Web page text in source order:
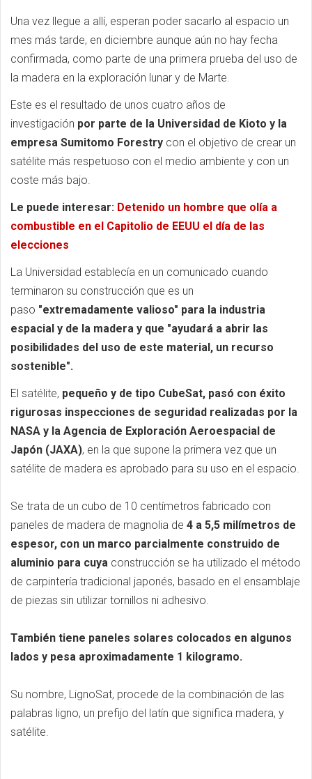
Una vez llegue a allí, esperan poder sacarlo al espacio un
mes más tarde, en diciembre aunque aún no hay fecha
confirmada, como parte de una primera prueba del uso de
la madera en la exploración lunar y de Marte.
Este es el resultado de unos cuatro años de
investigación por parte de la Universidad de Kioto y la
empresa Sumitomo Forestry con el objetivo de crear un
satélite más respetuoso con el medio ambiente y con un
coste más bajo.
Le puede interesar: Detenido un hombre que olía a
combustible en el Capitolio de EEUU el día de las
elecciones
La Universidad establecía en un comunicado cuando
terminaron su construcción que es un
paso "extremadamente valioso" para la industria
espacial y de la madera y que "ayudará a abrir las
posibilidades del uso de este material, un recurso
sostenible".
El satélite, pequeño y de tipo CubeSat, pasó con éxito
rigurosas inspecciones de seguridad realizadas por la
NASA y la Agencia de Exploración Aeroespacial de
Japón (JAXA), en la que supone la primera vez que un
satélite de madera es aprobado para su uso en el espacio.
Se trata de un cubo de 10 centímetros fabricado con
paneles de madera de magnolia de 4 a 5,5 milímetros de
espesor, con un marco parcialmente construido de
aluminio para cuya construcción se ha utilizado el método
de carpintería tradicional japonés, basado en el ensamblaje
de piezas sin utilizar tornillos ni adhesivo.
También tiene paneles solares colocados en algunos
lados y pesa aproximadamente 1 kilogramo.
Su nombre, LignoSat, procede de la combinación de las
palabras ligno, un prefijo del latín que significa madera, y
satélite.